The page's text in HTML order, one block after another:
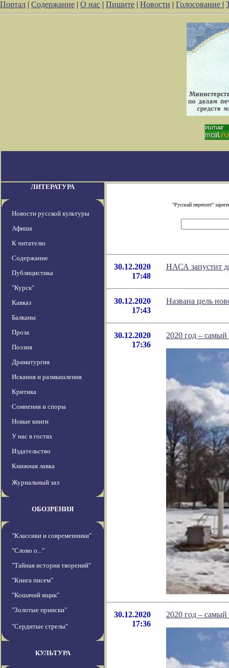
Портал | Содержание | О нас | Пишите | Новости | Голосование |
ЛИТЕРАТУРА
Новости русской культуры
Афиша
К читателю
Содержание
Публицистика
"Курск"
Кавказ
Балканы
Проза
Поэзия
Драматургия
Искания и размышления
Критика
Сомнения и споры
Новые книги
У нас в гостях
Издательство
Книжная лавка
Журнальный зал
ОБОЗРЕНИЯ
"Классики и современники"
"Слово о..."
"Тайная история творений"
"Книга писем"
"Кошачий ящик"
"Золотые прииски"
"Сердитые стрелы"
КУЛЬТУРА
"Русский переплет"
30.12.2020
17:48
НАСА запустит
30.12.2020
17:43
Названа цель
30.12.2020
17:36
2020 год –
30.12.2020
17:36
2020 год –